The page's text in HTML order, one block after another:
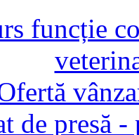
funcție
de presă